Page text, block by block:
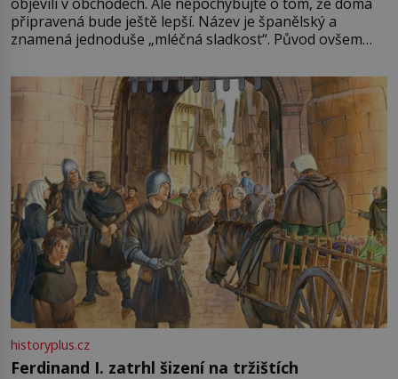
připravená bude ještě lepší. Název je španělský a
znamená jednoduše „mléčná sladkost“. Původ ovšem
pře hned několik latinskoamerických zemí a k tomu
Francie, kde se traduje,
historyplus.cz
Ferdinand I. zatrhl šizení na tržištích